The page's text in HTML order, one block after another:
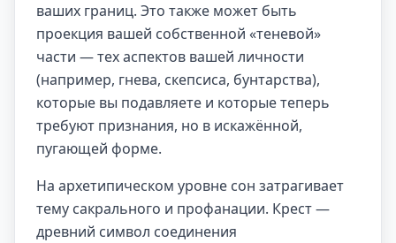
ваших границ. Это также может быть
проекция вашей собственной «теневой»
части — тех аспектов вашей личности
(например, гнева, скепсиса, бунтарства),
которые вы подавляете и которые теперь
требуют признания, но в искажённой,
пугающей форме.
На архетипическом уровне сон затрагивает
тему сакрального и профанации. Крест —
древний символ соединения